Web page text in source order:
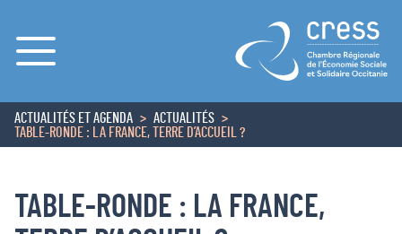
Menu
ACCUEIL
ACTUALITÉS ET AGENDA
ACTUALITÉS
TABLE-RONDE : LA FRANCE, TERRE D’ACCUEIL ?
TABLE-RONDE : LA FRANCE,